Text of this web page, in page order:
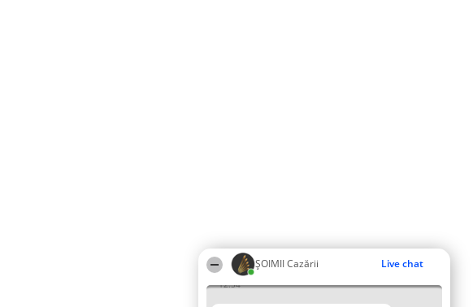
ȘOIMII Cazării Live chat
12:54